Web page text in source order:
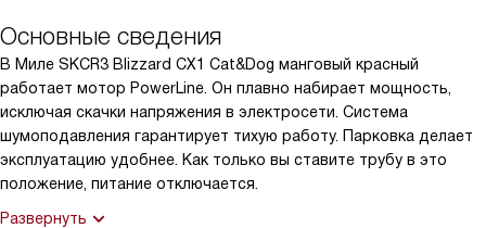
Основные сведения
В Миле SKCR3 Blizzard CX1 Cat&Dog манговый красный
работает мотор PowerLine. Он плавно набирает мощность,
исключая скачки напряжения в электросети. Система
шумоподавления гарантирует тихую работу. Парковка делает
эксплуатацию удобнее. Как только вы ставите трубу в это
положение, питание отключается.
Развернуть